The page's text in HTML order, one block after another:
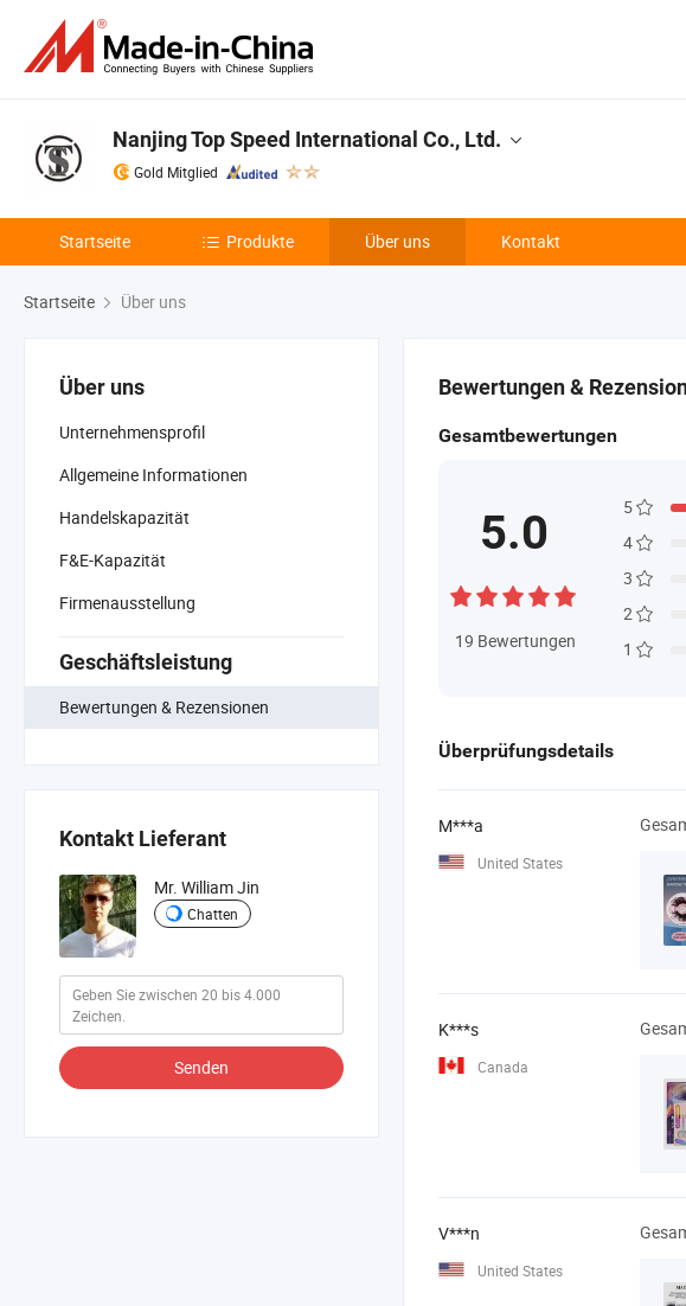
Nanjing Top Speed International Co., Ltd.
Gold Mitglied
Startseite Produkte Über uns Kontakt
Startseite Über uns
Über uns
Unternehmensprofil
Allgemeine Informationen
Handelskapazität
F&E-Kapazität
Firmenausstellung
Geschäftsleistung
Bewertungen & Rezensionen
Kontakt Lieferant
Mr. William Jin
Chatten
Senden
Bewertungen &
Gesamtbewertungen
5.0
19 Bewertungen
5
4
3
2
1
Überprüfungsdetails
M***a
United States
K***s
Canada
V***n
United States